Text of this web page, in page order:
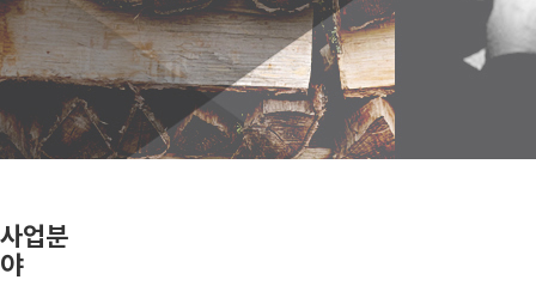
사업분
야